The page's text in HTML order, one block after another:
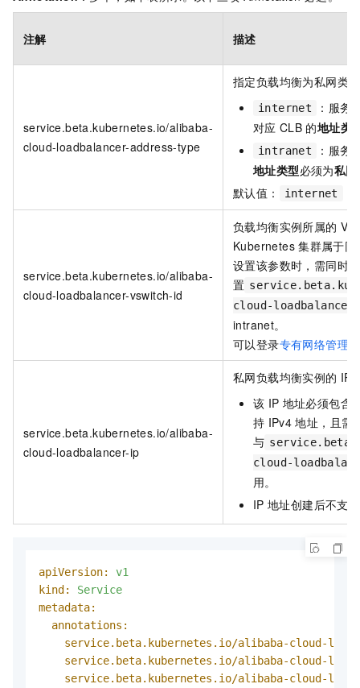
注解 描述
service.beta.kubernetes.io/alibaba-
cloud-loadbalancer-address-type
指定负载均衡为私网类
internet
：服务
对应 CLB 的地址类
intranet
：服务
地址类型必须为私网
默认值：
internet
service.beta.kubernetes.io/alibaba-
cloud-loadbalancer-vswitch-id
负载均衡实例所属的
Kubernetes 集群属于同
设置该参数时，需同时设
置
cloud-
intranet。
可以登录专有网络管理
service.beta.kubernetes.io/alibaba-
cloud-loadbalancer-ip
私网负载均衡实例的 IP
该 IP 地址必须包含
持 IPv4 地址，且需
与
cloud-
用。
IP 地址创建后不支
apiVersion:
v1
kind:
Service
metadata:
annotations:
service.beta.kubernetes.io/alibaba-cloud-
service.beta.kubernetes.io/alibaba-cloud-
service.beta.kubernetes.io/alibaba-cloud-